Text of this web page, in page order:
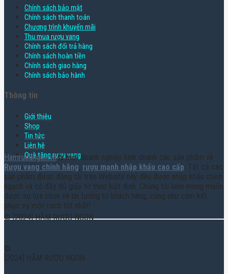
Chính sách bảo mật
Chính sách thanh toán
Chương trình khuyến mãi
Thu mua rượu vang
Chính sách đổi trả hàng
Chính sách hoàn tiền
Chính sách giao hàng
Chính sách bảo hành
Thông tin
Giới thiệu
Shop
Tin tức
Liên hệ
Quà tặng rượu vang
Hamruoungon.vnlà một doanh nghiệp kinh doanh các sản phẩm về
Rượu vang chính hãng, rượu mạnh nhập khẩu cao cấp . Tất cả các
sản phẩm được đăng tải trên Website này đều được nhập khẩu chính
ngạch và có đầy đủ giấy tờ theo luật định. Chúng tôi luôn mong muốn
được sự lựa chọn và tin tưởng từ khách hàng, cũng như cam kết
phục vụ một cách tốt nhất!
© [2024] HẦM RƯỢU NGON
©
[2024] HẦM RƯỢU NGON